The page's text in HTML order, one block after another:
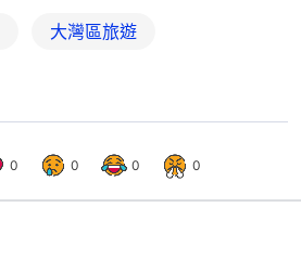
大灣區旅遊
0 0 0 0